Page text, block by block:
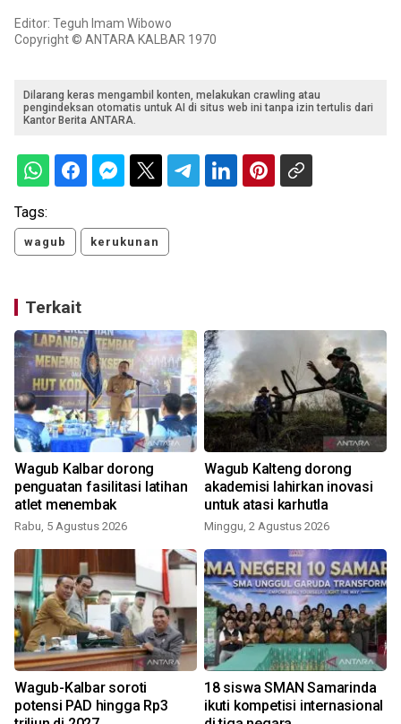
Editor: Teguh Imam Wibowo
Copyright © ANTARA KALBAR 1970
Dilarang keras mengambil konten, melakukan crawling atau
pengindeksan otomatis untuk AI di situs web ini tanpa izin tertulis dari
Kantor Berita ANTARA.
Tags:
wagub kerukunan
Terkait
Wagub Kalbar dorong
penguatan fasilitasi latihan
atlet menembak
Rabu, 5 Agustus 2026
Wagub Kalteng dorong
akademisi lahirkan inovasi
untuk atasi karhutla
Minggu, 2 Agustus 2026
Wagub-Kalbar soroti
potensi PAD hingga Rp3
18 siswa SMAN Samarinda
ikuti kompetisi internasional